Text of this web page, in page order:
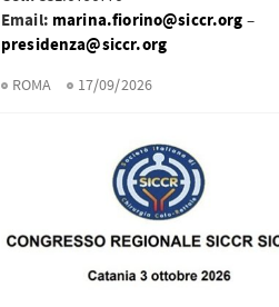
Email: marina.fiorino@siccr.org –
presidenza@siccr.org
ROMA 17/09/2026